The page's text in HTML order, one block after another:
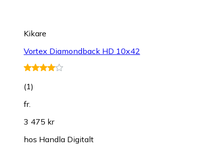
Kikare
Vortex Diamondback HD 10x42
(1)
fr.
3 475 kr
hos Handla Digitalt